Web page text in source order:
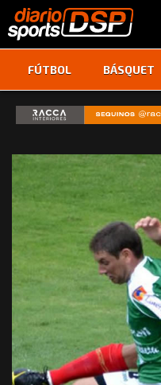
FÚTBOL BÁSQUET